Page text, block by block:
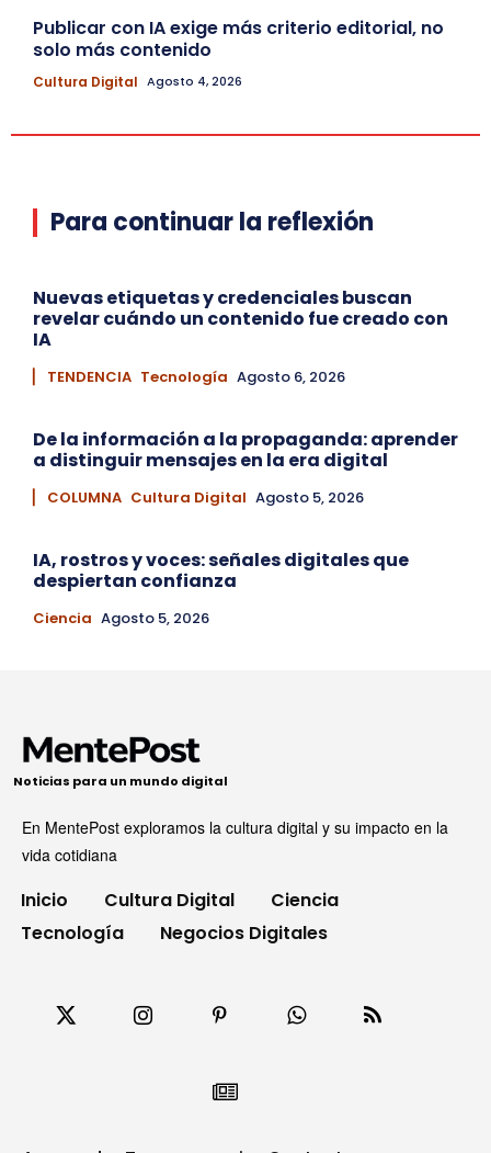
Publicar con IA exige más criterio editorial, no
solo más contenido
Cultura Digital Agosto 4, 2026
Para continuar la reflexión
Nuevas etiquetas y credenciales buscan
revelar cuándo un contenido fue creado con
IA
▏ TENDENCIA Tecnología Agosto 6, 2026
De la información a la propaganda: aprender
a distinguir mensajes en la era digital
▏ COLUMNA Cultura Digital Agosto 5, 2026
IA, rostros y voces: señales digitales que
despiertan confianza
Ciencia Agosto 5, 2026
Noticias para un mundo digital
En MentePost exploramos la cultura digital y su impacto en la
vida cotidiana
Inicio Cultura Digital
Ciencia
Tecnología
Negocios Digitales